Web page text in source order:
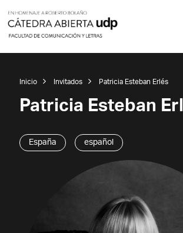
Inicio Invitados Patricia Esteban Erlés
Patricia Esteban
España español